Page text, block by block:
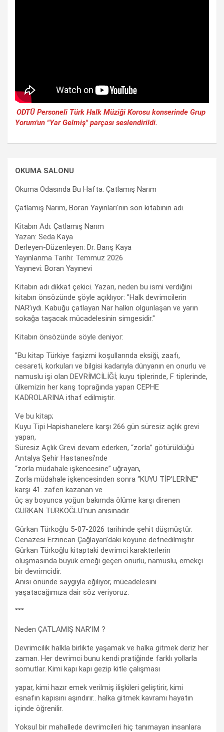
ODTÜ Personeli Türk Halk Müziği Korosu konserinde Grup
Yorum'un "Yar Gelmiş" parçası seslendirildi.
OKUMA SALONU
Okuma Odasında Bu Hafta: Çatlamış Narım
Çatlamış Narım, Boran Yayınları'nın son kitabının adı.
Kitabın Adı: Çatlamış Narım
Yazan: Seda Kaya
Derleyen-Düzenleyen: Dr. Barış Kaya
Yayınlanma Tarihi: Temmuz 2026
Yayınevi: Boran Yayınevi
Kitabın adı dikkat çekici. Yazarı, neden bu ismi verdiğini
kitabın önsözünde şöyle açıklıyor: "Halk devrimcilerin
NAR’ıydı. Kabuğu çatlayan Nar halkın olgunlaşan ve yarın
sokağa taşacak mücadelesinin simgesidir."
Kitabın önsözünde söyle deniyor:
"Bu kitap Türkiye faşizmi koşullarında eksiği, zaafı,
cesareti, korkuları ve bilgisi kadarıyla dünyanın en onurlu ve
namuslu işi olan DEVRİMCİLİĞİ; kuyu tiplerinde, F tiplerinde,
ülkemizin her karış toprağında yapan CEPHE
KADROLARINA ithaf edilmiştir.
Ve bu kitap;
Kuyu Tipi Hapishanelere karşı 266 gün süresiz açlık grevi
yapan,
Süresiz Açlık Grevi devam ederken, “zorla” götürüldüğü
Antalya Şehir Hastanesi’nde
“zorla müdahale işkencesine” uğrayan,
Zorla müdahale işkencesinden sonra “KUYU TİP’LERİNE”
karşı 41. zaferi kazanan ve
üç ay boyunca yoğun bakımda ölüme karşı direnen
GÜRKAN TÜRKOĞLU’nun anısınadır.
Gürkan Türkoğlu 5-07-2026 tarihinde şehit düşmüştür.
Cenazesi Erzincan Çağlayan’daki köyüne defnedilmiştir.
Gürkan Türkoğlu kitaptaki devrimci karakterlerin
oluşmasında büyük emeği geçen onurlu, namuslu, emekçi
bir devrimcidir.
Anısı önünde saygıyla eğiliyor, mücadelesini
yaşatacağımıza dair söz veriyoruz.
°°°
Neden ÇATLAMIŞ NAR’IM ?
Devrimcilik halkla birlikte yaşamak ve halka gitmek deriz her
zaman. Her devrimci bunu kendi pratiğinde farklı yollarla
somutlar. Kimi kapı kapı gezip kitle çalışması
yapar, kimi hazır emek verilmiş ilişkileri geliştirir, kimi
esnafın kapısını aşındırır.. halka gitmek kavramı hayatın
içinde öğrenilir.
Yoksul bir mahallede devrimcileri hiç tanımayan insanlara